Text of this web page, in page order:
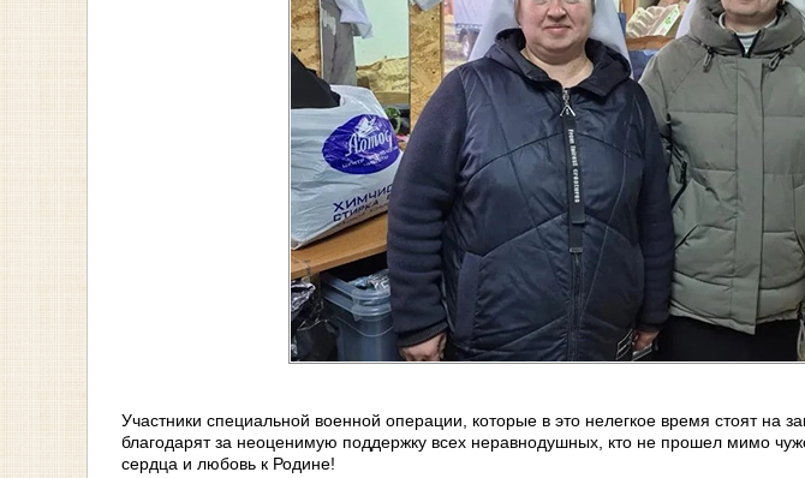
Участники специальной военной операции, которые в это нелегкое время стоят на
благодарят за неоценимую поддержку всех неравнодушных, кто не прошел мимо
сердца и любовь к Родине!